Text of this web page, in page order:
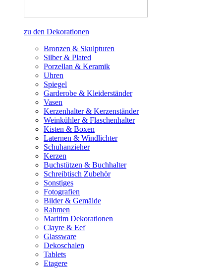
zu den Dekorationen
Bronzen & Skulpturen
Silber & Plated
Porzellan & Keramik
Uhren
Spiegel
Garderobe & Kleiderständer
Vasen
Kerzenhalter & Kerzenständer
Weinkühler & Flaschenhalter
Kisten & Boxen
Laternen & Windlichter
Schuhanzieher
Kerzen
Buchstützen & Buchhalter
Schreibtisch Zubehör
Sonstiges
Fotografien
Bilder & Gemälde
Rahmen
Maritim Dekorationen
Clayre & Eef
Glassware
Dekoschalen
Tablets
Etagere